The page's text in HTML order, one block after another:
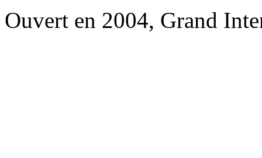
Ouvert en 2004, Grand